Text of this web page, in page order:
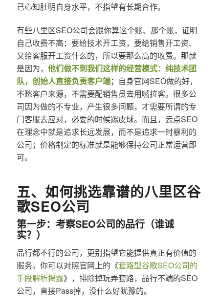
己心知肚明自身水平，不指望有长期合作。
有些八里区SEO公司会跟你算这个账、那个账，证明
自己收费不高：要给技术开工资，要给销售开工资、
又给客服开工资什么的，所以要那么高的收费。那就
是因为， 他们做不到我们这样的经营模式：纯技术团
队，创始人直接负责客户端；自身官网SEO做的好，
不愁客户来源，不需要配销售员去用嘴拉客。很多公
司因为做的不专业，产生很多问题，才需要所谓的专
门客服去应对，必要的时候踢皮球。而且，云点SEO
在理念中就是追求长远发展，而不是追求一时暴利的
公司；价格制定的标准就是能够保持公司正常运营即
可。
五、如何挑选靠谱的八里区谷
歌SEO公司
第一步：考察SEO公司的品行（谁诚
实？）
品行都不行的公司，更别指望它能提供真正有价值的
服务。你可以对照官网上的《套路型谷歌SEO公司的
手段解析揭露》，排除掉玩弄套路，品行不端的SEO
公司，直接Pass掉，没什么好犹豫的。